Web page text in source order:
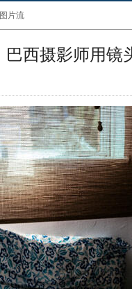
图片流
巴西摄影师用镜